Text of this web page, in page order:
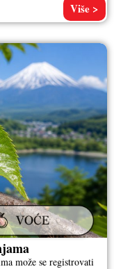
Više >
može se registrovati